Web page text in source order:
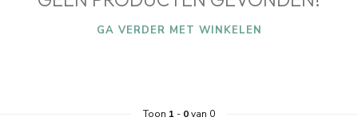
GA VERDER MET WINKELEN
Toon 1 - 0van 0